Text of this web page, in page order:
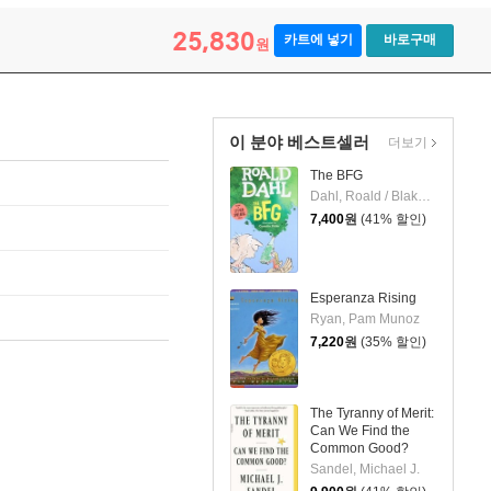
25,830원 카트에 넣기 바로구매
이 분야 베스트셀러
The BFG
Dahl, Roald / Blake, Quentin
7,400원 (41% 할인)
Esperanza Rising
Ryan, Pam Munoz
7,220원 (35% 할인)
The Tyranny of Merit:
Can We Find the
Common Good?
Sandel, Michael J.
더보기